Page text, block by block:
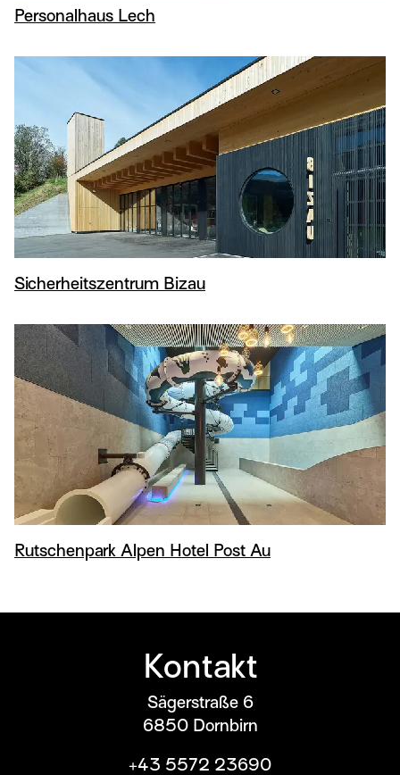
Personalhaus Lech
Sicherheitszentrum Bizau
Rutschenpark Alpen Hotel Post Au
Kontakt
Sägerstraße 6
6850 Dornbirn
+43 5572 23690